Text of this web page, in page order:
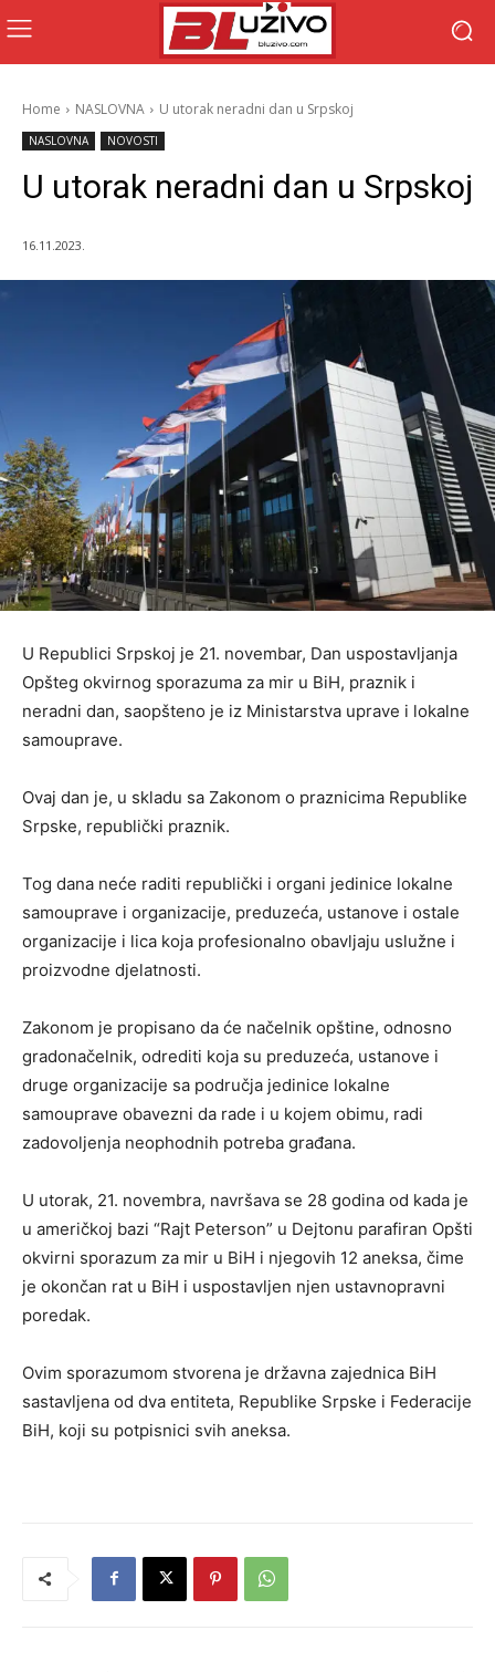
Home NASLOVNA U utorak neradni dan u Srpskoj
NASLOVNA NOVOSTI
U utorak neradni dan u Srpskoj
16.11.2023.
U Republici Srpskoj je 21. novembar, Dan uspostavljanja
Opšteg okvirnog sporazuma za mir u BiH, praznik i
neradni dan, saopšteno je iz Ministarstva uprave i lokalne
samouprave.
Ovaj dan je, u skladu sa Zakonom o praznicima Republike
Srpske, republički praznik.
Tog dana neće raditi republički i organi jedinice lokalne
samouprave i organizacije, preduzeća, ustanove i ostale
organizacije i lica koja profesionalno obavljaju uslužne i
proizvodne djelatnosti.
Zakonom je propisano da će načelnik opštine, odnosno
gradonačelnik, odrediti koja su preduzeća, ustanove i
druge organizacije sa područja jedinice lokalne
samouprave obavezni da rade i u kojem obimu, radi
zadovoljenja neophodnih potreba građana.
U utorak, 21. novembra, navršava se 28 godina od kada je
u američkoj bazi “Rajt Peterson” u Dejtonu parafiran Opšti
okvirni sporazum za mir u BiH i njegovih 12 aneksa, čime
je okončan rat u BiH i uspostavljen njen ustavnopravni
poredak.
Ovim sporazumom stvorena je državna zajednica BiH
sastavljena od dva entiteta, Republike Srpske i Federacije
BiH, koji su potpisnici svih aneksa.